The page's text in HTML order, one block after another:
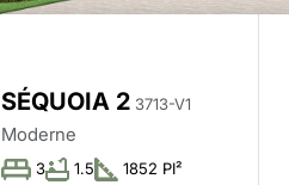
SÉQUOIA 2 3713-V1
Moderne
3 1.5 1852 PI²